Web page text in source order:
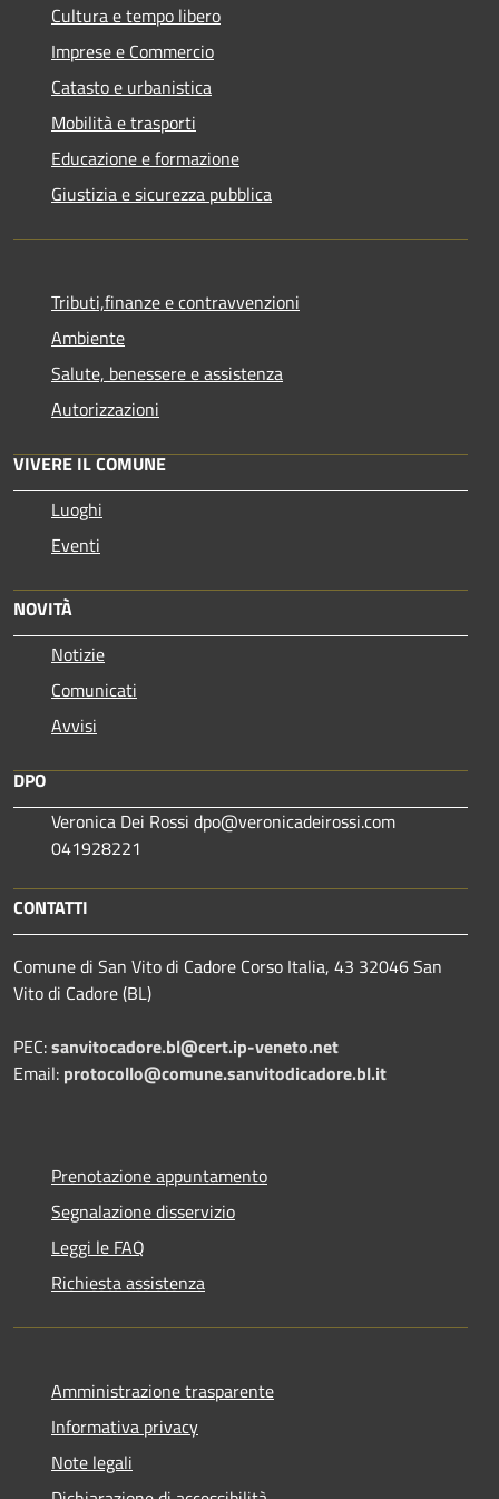
Cultura e tempo libero
Imprese e Commercio
Catasto e urbanistica
Mobilità e trasporti
Educazione e formazione
Giustizia e sicurezza pubblica
Tributi,finanze e contravvenzioni
Ambiente
Salute, benessere e assistenza
Autorizzazioni
VIVERE IL COMUNE
Luoghi
Eventi
NOVITÀ
Notizie
Comunicati
Avvisi
DPO
Veronica Dei Rossi dpo@veronicadeirossi.com
041928221
CONTATTI
Comune di San Vito di Cadore Corso Italia, 43 32046 San
Vito di Cadore (BL)
PEC:sanvitocadore.bl@cert.ip-veneto.net
Email: protocollo@comune.sanvitodicadore.bl.it
Prenotazione appuntamento
Segnalazione disservizio
Leggi le FAQ
Richiesta assistenza
Amministrazione trasparente
Informativa privacy
Note legali